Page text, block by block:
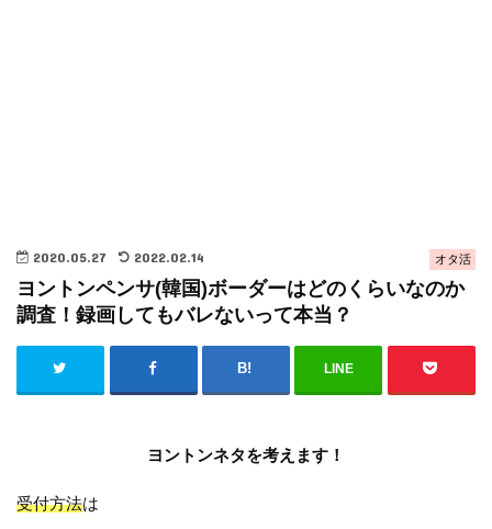
オタ活
2020.05.27 2022.02.14
ヨントンペンサ(韓国)ボーダーはどのくらいなのか
調査！録画してもバレないって本当？
LINE
ヨントンネタを考えます！
受付方法は